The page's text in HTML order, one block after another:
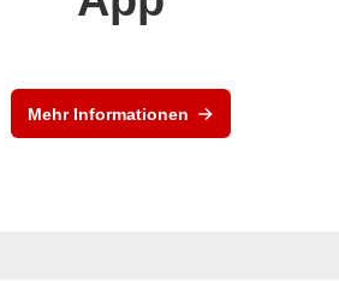
Mehr Informationen